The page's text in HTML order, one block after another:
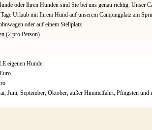
oder Ihren Hunden sind Sie bei uns genau richtig. Unser
Urlaub mit Ihrem Hund auf unserem Campingplatz am
oder auf einem Stellplatz
(2 pro Person)
eigenen Hunde:
Juni, September, Oktober, außer Himmelfahrt, Pfingsten